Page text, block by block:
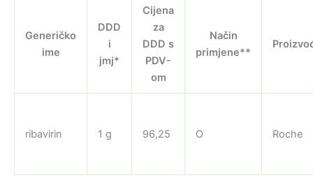
Generičko
ime
DDD
i
jmj*
Cijena
za
DDD s
PDV-
om
Način
primjene**
ribavirin 1 g 96,25 O Roche